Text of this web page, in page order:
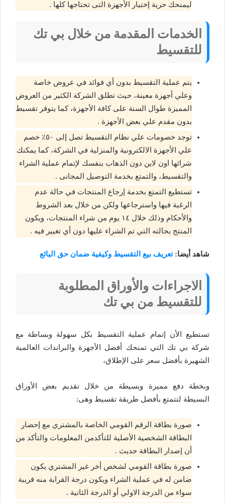
ليمنحك حرية إختيار الأجهزة التى تحتاجها كلها .
الخدمات المقدمة من خلال بي تك
للتقسيط
يتم عملية التقسيط بدون أي فوائد في عروض خاصة
وعلي أجهزة معينة، حيث تطلق الشركة الكثير من العروض
المميزة طوال السنة على كافة الأجهزة، كما يتوفر تقسيط
بدون مقدم علي بعض الأجهزة .
توجد خصومات علي نظام التقسيط تصل إلى ٥٠٪ خصم
علي الأجهزة الالكترونية والمنزلية في الشركة، كما يمكنك
شرائها اون لاين دون الذهاب بنفسك لإتمام عملية الشراء
والتقسيط، والتمتع بخدمة التوصيل المجانى .
تستطيع التمتع بخدمة إرجاع المنتجات في حالة عدم
الرغبة فيها واسترجاعها ولكن من خلال بعد الشروط
والأحكام وذلك خلال ١٤ يوم من شراء المنتجات، ويكون
المنتج بحالته التي تم الشراء عليها دون أي تغيير فيه .
شاهد أيضا:تعريف بيع التقسيط وكيفية ضمان حق البائع
الاجراءات والأوراق المطلوبة
للتقسيط من بي تك
تستطيع الأن إتمام عملية التقسيط بكل سهولة وبساطة مع
شركة بي تك التي تمنحك أفضل الأجهزة والبراندات العالمية
الشهيرة بأفضل سعر على الإطلاق،
وبخطة دفع مميزة وبسيطة من خلال تقديم بعض الأوراق
البسيطة لتتمتع بأفضل طريقة تقسيط وهى:
صورة بطاقة الرقم القومي الخاصة بالمشتري مع إحضار
البطاقة الشخصية الأصلية للتأكدمن المعلومات والتأكد من
أن إصدار البطاقة حديث .
صورة بطاقة القومي لشخص أخر غير المشتري يكون
ضامن له في عملية الشراء ويكون درجة القرابة منه قريبة
سواء من الدرجة الاولي أو الدرجة الثانية .